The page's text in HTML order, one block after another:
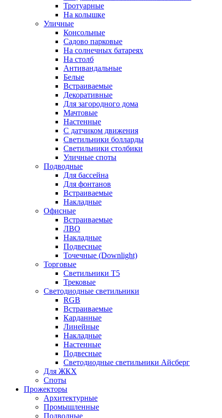
Тротуарные
На колышке
Уличные
Консольные
Садово парковые
На солнечных батареях
На столб
Антивандальные
Белые
Встраиваемые
Декоративные
Для загородного дома
Мачтовые
Настенные
С датчиком движения
Светильники болларды
Светильники столбики
Уличные споты
Подводные
Для бассейна
Для фонтанов
Встраиваемые
Накладные
Офисные
Встраиваемые
ЛВО
Накладные
Подвесные
Точечные (Downlight)
Торговые
Светильники Т5
Трековые
Светодиодные светильники
RGB
Встраиваемые
Карданные
Линейные
Накладные
Настенные
Подвесные
Светодиодные светильники Айсберг
Для ЖКХ
Споты
Прожекторы
Архитектурные
Промышленные
Подводные